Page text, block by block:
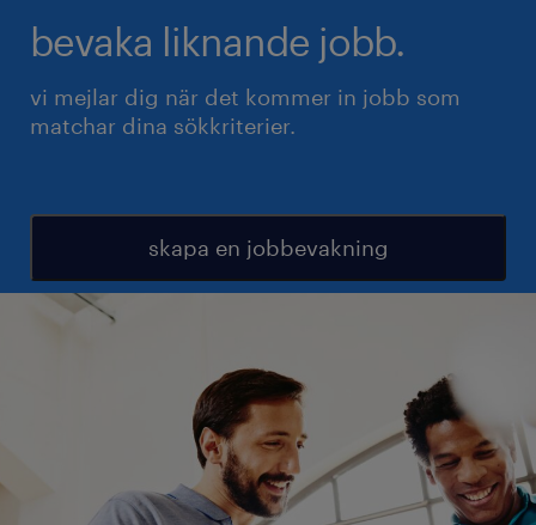
bevaka liknande jobb.
vi mejlar dig när det kommer in jobb som
matchar dina sökkriterier.
skapa en jobbevakning